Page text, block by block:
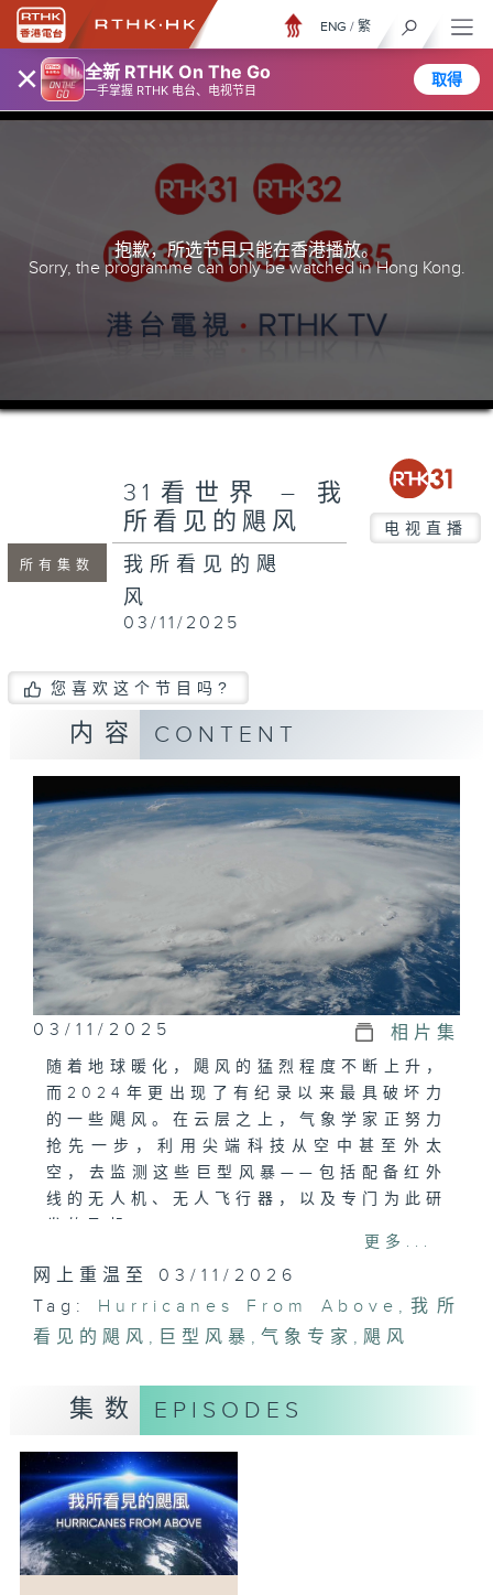
× 全新 RTHK On The Go
一手掌握 RTHK 电台、电视节目
取得
ENG / 繁
抱歉，所选节目只能在香港播放。
Sorry, the programme can only be watched in Hong Kong.
所有集数
31看世界 – 我
所看见的飓风
电视直播
我所看见的飓
风
03/11/2025
您喜欢这个节目吗?
内容 CONTENT
03/11/2025 相片集
随着地球暖化，飓风的猛烈程度不断上升，
而2024年更出现了有纪录以来最具破坏力
的一些飓风。在云层之上，气象学家正努力
抢先一步，利用尖端科技从空中甚至外太
空，去监测这些巨型风暴——包括配备红外
线的无人机、无人飞行器，以及专门为此研
我们可以看到科学家、气象专家和美国太空
总署（NASA）如何深入美国、加勒比海及
世界其他地区的风暴中心，收集能够挽救生
命的关键数据。
更多...
网上重温至 03/11/2026
Tag:
Hurricanes From Above , 我所
看见的飓风 , 巨型风暴 ,气象专家 ,飓风
集数 EPISODES